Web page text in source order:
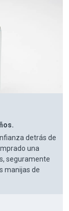
detrás de
una
seguramente
manijas de